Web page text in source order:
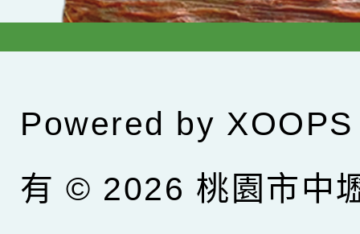
Powered by XOOPS
有 © 2026 桃園市中